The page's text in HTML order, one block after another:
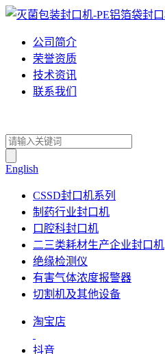
公司简介
荣誉资质
技术资讯
联系我们
English
CSSD封口机系列
制药行业封口机
口腔科封口机
二三类耗材生产企业封口机
绝缘检测仪
有害气体浓度报警器
切割机及其他设备
淘宝店
抖音